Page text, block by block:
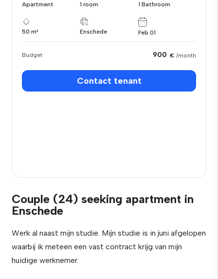
Apartment 1 room 1 Bathroom
50 m² Enschede Feb 01
Budget 900 € /month
Contact tenant
Couple (24) seeking apartment in
Enschede
Werk al naast mijn studie. Mijn studie is in juni afgelopen
waarbij ik meteen een vast contract krijg van mijn
huidige werknemer.